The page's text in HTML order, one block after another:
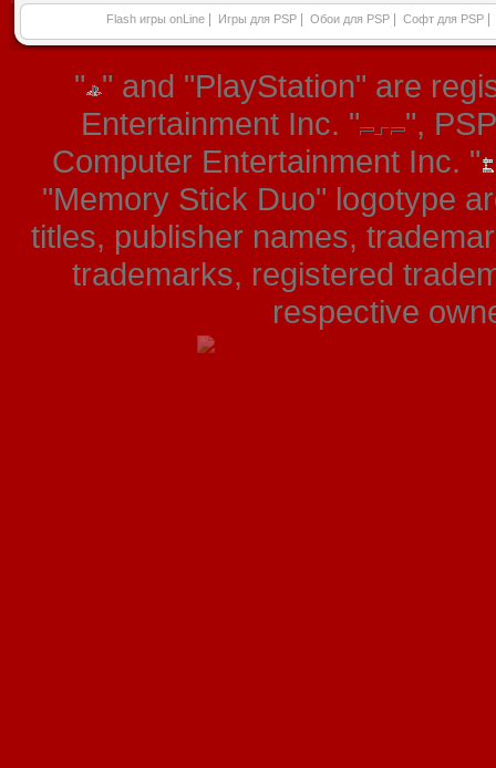
Flash игры onLine Игры для PSP Обои для PSP Софт для PSP
" " and "PlayStation" are
Entertainment Inc. "
",
Computer Entertainment Inc. "
"Memory Stick Duo" logotype
titles, publisher names,
trademarks, registered
respective